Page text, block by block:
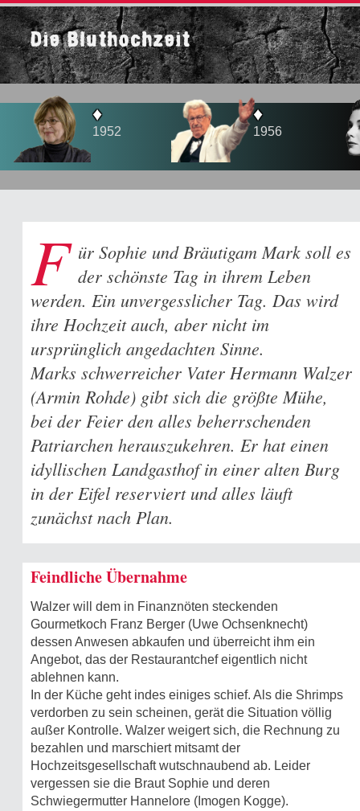
Die Bluthochzeit
1952
♦
1956
♦
F ür Sophie und Bräutigam Mark soll es
der schönste Tag in ihrem Leben
werden. Ein unvergesslicher Tag. Das wird
ihre Hochzeit auch, aber nicht im
ursprünglich angedachten Sinne.
Marks schwerreicher Vater Hermann Walzer
(Armin Rohde) gibt sich die größte Mühe,
bei der Feier den alles beherrschenden
Patriarchen herauszukehren. Er hat einen
idyllischen Landgasthof in einer alten Burg
in der Eifel reserviert und alles läuft
zunächst nach Plan.
Feindliche Übernahme
Walzer will dem in Finanznöten steckenden
Gourmetkoch Franz Berger (Uwe Ochsenknecht)
dessen Anwesen abkaufen und überreicht ihm ein
Angebot, das der Restaurantchef eigentlich nicht
ablehnen kann.
In der Küche geht indes einiges schief. Als die Shrimps
verdorben zu sein scheinen, gerät die Situation völlig
außer Kontrolle. Walzer weigert sich, die Rechnung zu
bezahlen und marschiert mitsamt der
Hochzeitsgesellschaft wutschnaubend ab. Leider
vergessen sie die Braut Sophie und deren
Schwiegermutter Hannelore (Imogen Kogge).